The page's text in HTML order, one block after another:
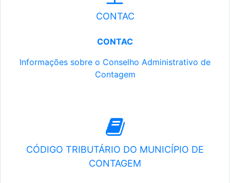
CONTAC
CONTAC
Informações sobre o Conselho Administrativo de
Contagem
CÓDIGO TRIBUTÁRIO DO MUNICÍPIO DE
CONTAGEM